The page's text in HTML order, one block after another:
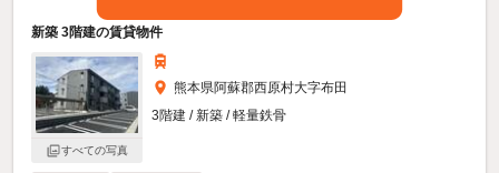
新築 3階建の賃貸物件
すべての写真
熊本県阿蘇郡西原村大字布田
3階建 / 新築 / 軽量鉄骨